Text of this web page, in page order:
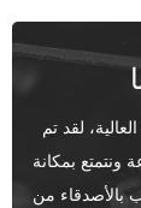
لقد تم
ونتمتع بمكانة
بالأصدقاء من